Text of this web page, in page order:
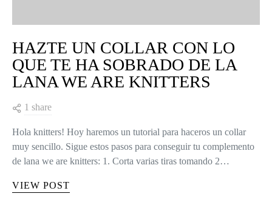
HAZTE UN COLLAR CON LO
QUE TE HA SOBRADO DE LA
LANA WE ARE KNITTERS
1 share
Hola knitters! Hoy haremos un tutorial para haceros un collar
muy sencillo. Sigue estos pasos para conseguir tu complemento
de lana we are knitters: 1. Corta varias tiras tomando 2…
VIEW POST